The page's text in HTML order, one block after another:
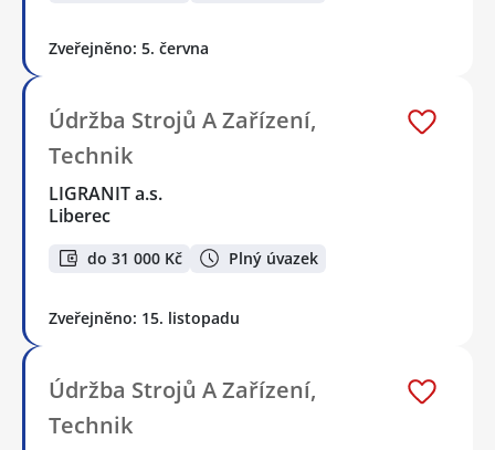
Zveřejněno: 5. června
Údržba Strojů A Zařízení,
Technik
LIGRANIT a.s.
Liberec
do 31 000 Kč Plný úvazek
Zveřejněno: 15. listopadu
Údržba Strojů A Zařízení,
Technik